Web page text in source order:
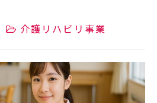
介護リハビリ事業